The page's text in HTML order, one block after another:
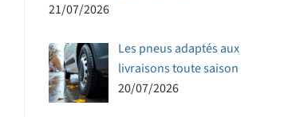
21/07/2026
Les pneus adaptés aux
livraisons toute saison
20/07/2026